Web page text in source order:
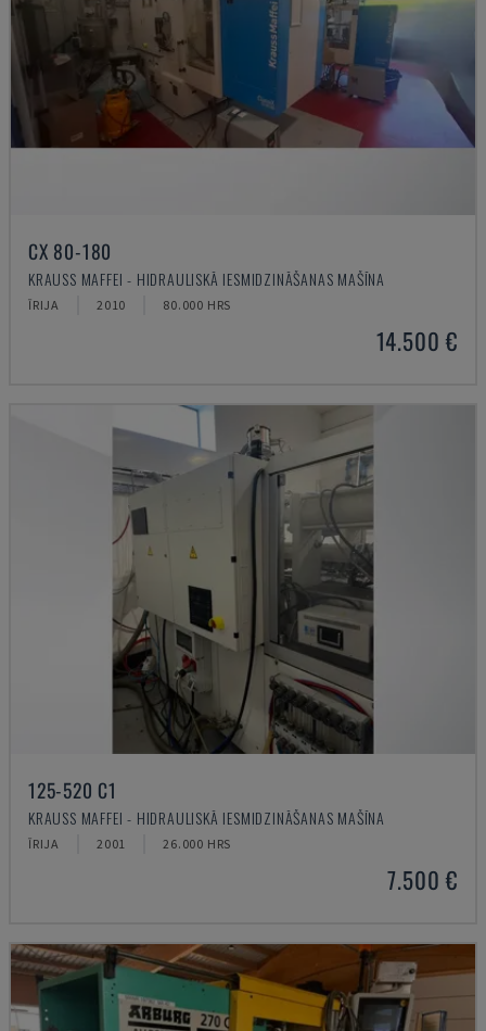
CX 80-180
KRAUSS MAFFEI - HIDRAULISKĀ IESMIDZINĀŠANAS MAŠĪNA
ĪRIJA 2010 80.000 HRS
14.500 €
125-520 C1
KRAUSS MAFFEI - HIDRAULISKĀ IESMIDZINĀŠANAS MAŠĪNA
ĪRIJA 2001 26.000 HRS
7.500 €